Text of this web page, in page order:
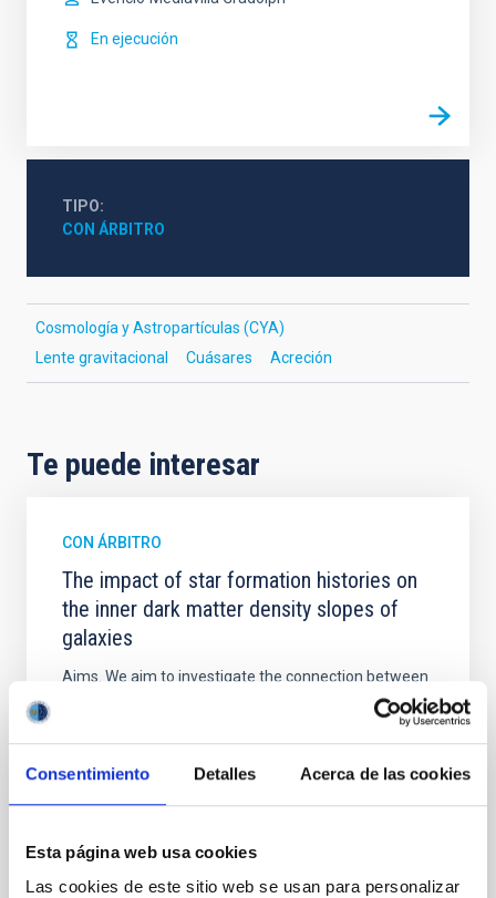
Consentimiento Detalles Acerca de las cookies
Esta página web usa cookies
Las cookies de este sitio web se usan para personalizar
En ejecución
TIPO
CON ÁRBITRO
Cosmología y Astropartículas (CYA)
Lente gravitacional
Cuásares Acreción
Te puede interesar
CON ÁRBITRO
The impact of star formation histories on
the inner dark matter density slopes of
galaxies
Aims. We aim to investigate the connection between
star formation histories (SFHs) and the inner dark
matter density profiles of simulated galaxies. In
particular, we tested whether the burstiness and
temporal distribution of star formation influence the
Sarrato-Alós, J. et al.
Fecha de publicación: 6 2026